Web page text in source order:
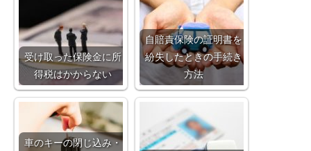
受け取った保険金に所
得税はかからない
自賠責保険の証明書を
紛失したときの手続き
方法
車のキーの閉じ込み・